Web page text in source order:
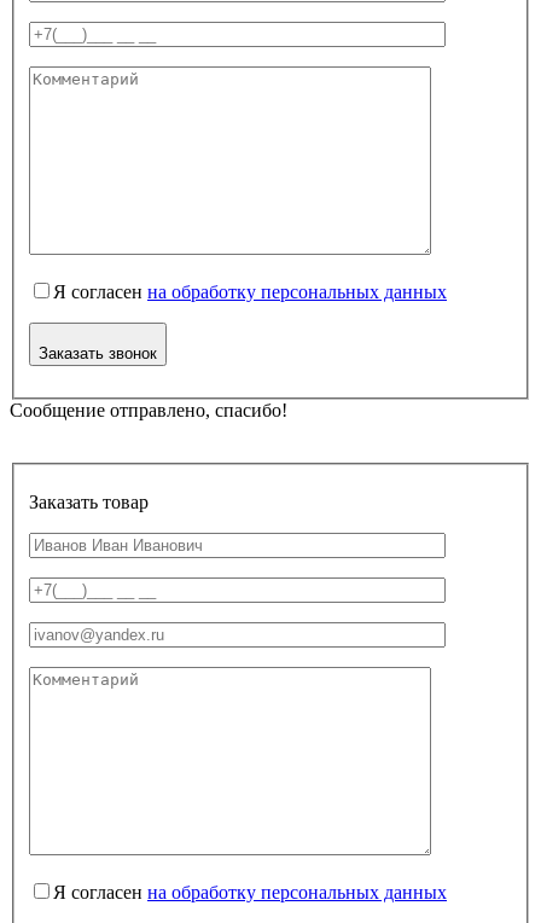
Я согласен на обработку персональных данных
Заказать звонок
Сообщение отправлено, спасибо!
Заказать товар
Я согласен на обработку персональных данных